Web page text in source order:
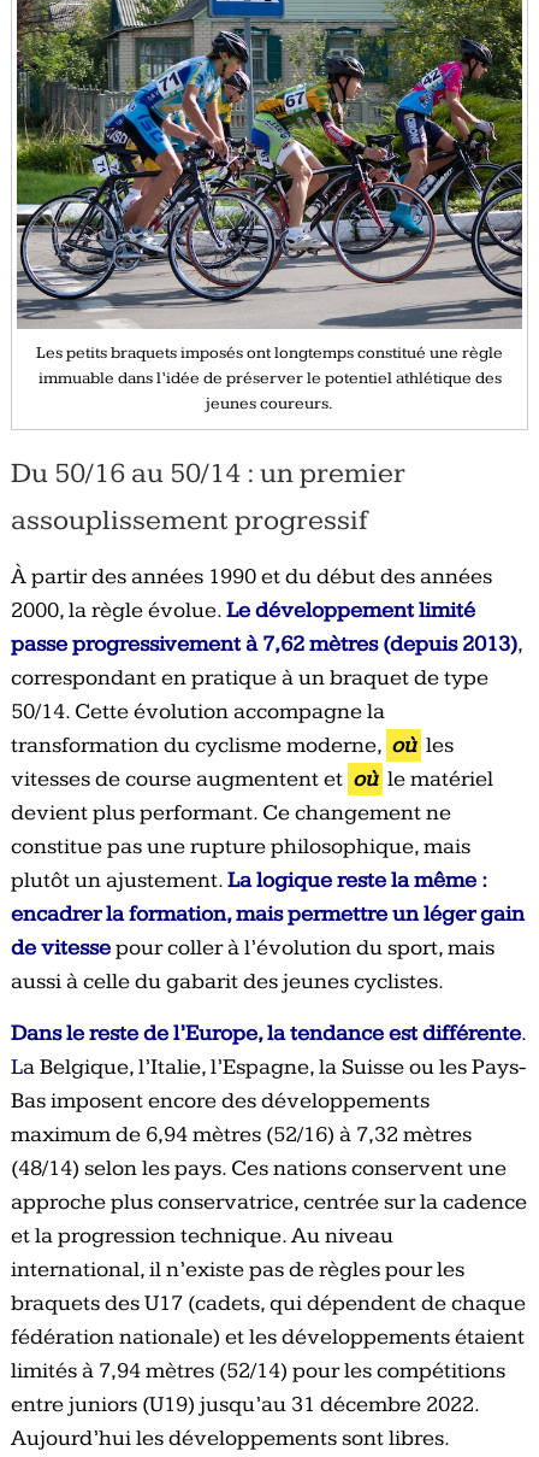
Les petits braquets imposés ont longtemps constitué une règle
immuable dans l’idée de préserver le potentiel athlétique des
jeunes coureurs.
Du 50/16 au 50/14 : un premier
assouplissement progressif
À partir des années 1990 et du début des années
2000, la règle évolue.Le développement limité
passe progressivement à 7,62 mètres (depuis 2013),
correspondant en pratique à un braquet de type
50/14. Cette évolution accompagne la
transformation du cyclisme moderne, où les
vitesses de course augmentent et où le matériel
devient plus performant. Ce changement ne
constitue pas une rupture philosophique, mais
plutôt un ajustement.La logique reste la même :
encadrer la formation, mais permettre un léger gain
de vitessepour coller à l’évolution du sport, mais
aussi à celle du gabarit des jeunes cyclistes.
Dans le reste de l’Europe, la tendance est différente.
La Belgique, l’Italie, l’Espagne, la Suisse ou les Pays-
Bas imposent encore des développements
maximum de 6,94 mètres (52/16) à 7,32 mètres
(48/14) selon les pays. Ces nations conservent une
approche plus conservatrice, centrée sur la cadence
et la progression technique. Au niveau
international, il n’existe pas de règles pour les
braquets des U17 (cadets, qui dépendent de chaque
fédération nationale) et les développements étaient
limités à 7,94 mètres (52/14) pour les compétitions
entre juniors (U19) jusqu’au 31 décembre 2022.
Aujourd’hui les développements sont libres.